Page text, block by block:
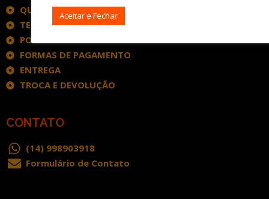
QUEM SOMOS
TERMOS DE USO
POLÍTICA DE PRIVACIDADE
FORMAS DE PAGAMENTO
ENTREGA
TROCA E DEVOLUÇÃO
CONTATO
(14) 998903918
Formulário de Contato
Aceitar e Fechar